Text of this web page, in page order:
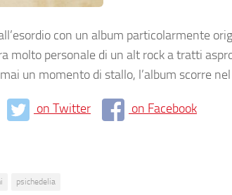
con un album particolarmente
molto personale di un alt rock a tratti
un momento di stallo, l’album scorre
on Twitter on Facebook
psichedelia